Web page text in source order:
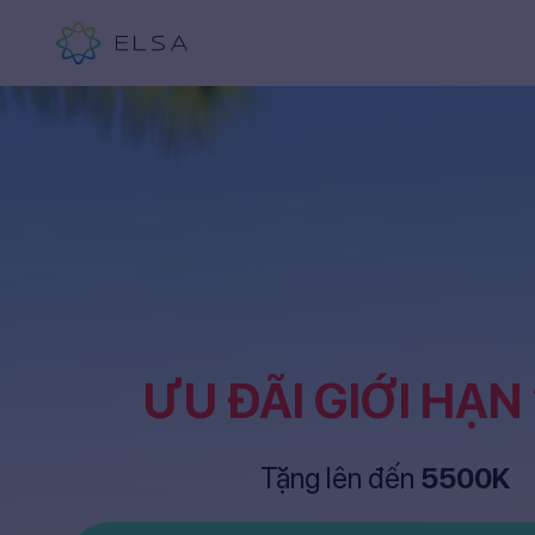
ƯU ĐÃI GIỚI
Tặng lên đến 5500K